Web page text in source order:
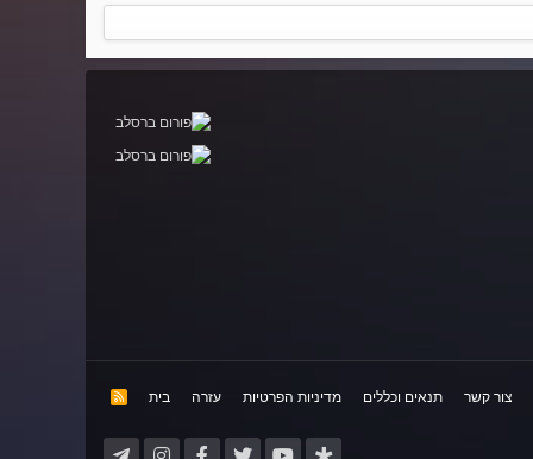
צור קשר תנאים וכללים מדיניות הפרטיות עזרה בית
R